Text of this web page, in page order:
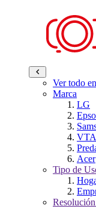
Ver todo
Marca
LG
VTA
Acer
Tipo de